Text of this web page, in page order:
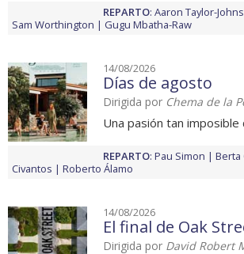
REPARTO: Aaron Taylor-
Sam Worthington
Gugu Mbatha-Raw
14/08/2026
Días de agosto
Dirigida por Chema de la
Una pasión tan
REPARTO: Pau Simon Berta
Civantos
Roberto Álamo
14/08/2026
El final de Oak
Dirigida por David Robert